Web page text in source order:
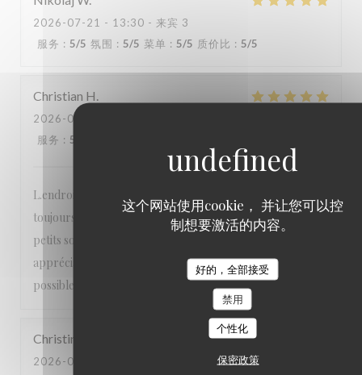
这个网站使用cookie， 并让您可以控
制想要激活的内容。
好的，全部接受
禁用
个性化
保密政策
2026-07-21 - 13:30 - 来宾 3
服务 : 5/5 氛围 : 5/5 菜单 : 5/5 质价比 : 5/5
Christian H
2026-07-19
服务 : 5
L.endroit est calme, niché dans un 6e arrondissement
toujours aussi agréable, le personnel est très sympa et aux
petits soins, les pizzas sont délicieuses et les vins très
appréciables On n’hésite pas à y retourner dès que
possible!!!
Christine
2026-07-15